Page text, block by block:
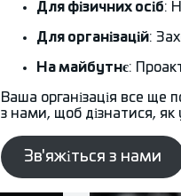
Для фізичних осіб:
Для організацій:
На майбутнє:
Ваша організація все ще
з нами, щоб дізнатися, як
Зв'яжіться з нами